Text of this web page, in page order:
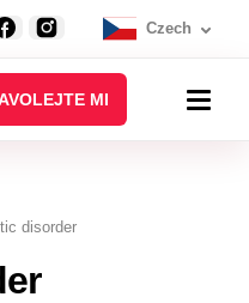
Czech
MI
disorder